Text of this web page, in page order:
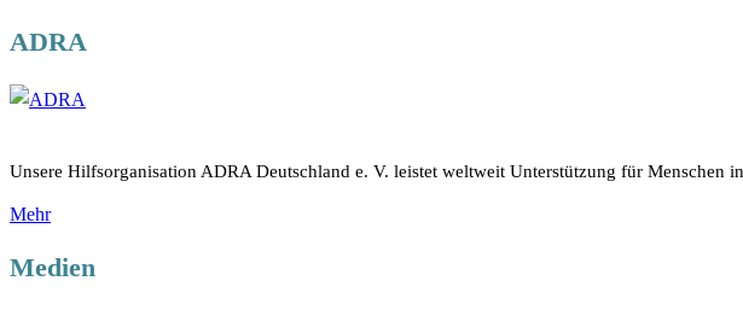
ADRA
Unsere Hilfsorganisation ADRA Deutschland e. V. leistet weltweit Unterstützung für Menschen
Mehr
Medien